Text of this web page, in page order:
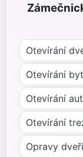
Otevírání
Otevírání
Otevírání aut
Otevírání
Opravy